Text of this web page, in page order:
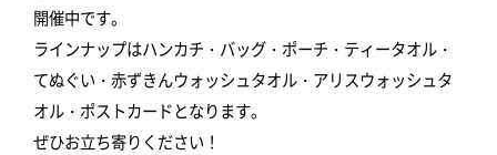
開催中です。
ラインナップはハンカチ・バッグ・ポーチ・ティータオル・
てぬぐい・赤ずきんウォッシュタオル・アリスウォッシュタ
オル・ポストカードとなります。
ぜひお立ち寄りください！